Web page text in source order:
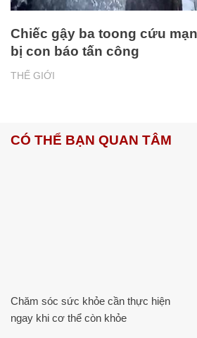
THẾ GIỚI
Chiếc gậy ba toong cứu
bị con báo tấn công
CÓ THỂ BẠN QUAN TÂM
Chăm sóc sức khỏe cần thực hiện
ngay khi cơ thể còn khỏe